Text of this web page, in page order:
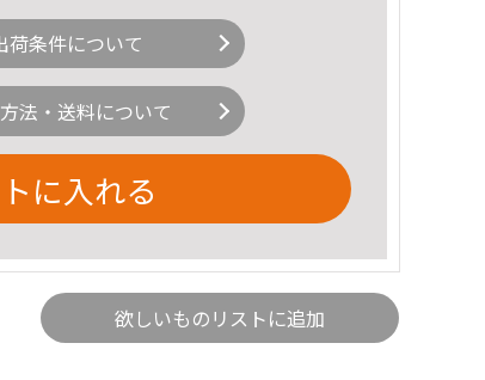
荷条件について
法・送料について
に入れる
欲しいものリストに追加